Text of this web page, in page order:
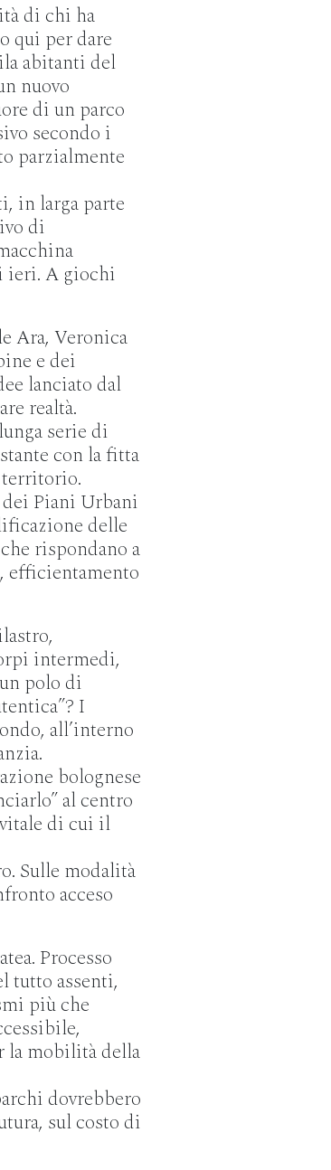
di chi ha
qui per dare
abitanti del
nuovo
di un parco
secondo i
parzialmente
in larga parte
di
ieri. A giochi
Ara, Veronica
e dei
lanciato dal
realtà.
serie di
con la fitta
territorio.
Piani Urbani
delle
rispondano a
efficientamento
intermedi,
polo di
I
all’interno
bolognese
al centro
di cui il
Sulle modalità
acceso
Processo
tutto assenti,
più che
la mobilità della
dovrebbero
sul costo di